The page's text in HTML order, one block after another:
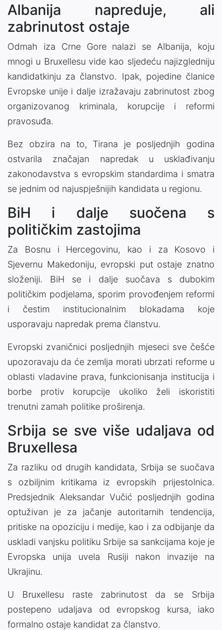
Albanija napreduje, ali
zabrinutost ostaje
Odmah iza Crne Gore nalazi se Albanija, koju
mnogi u Bruxellesu vide kao sljedeću najizgledniju
kandidatkinju za članstvo. Ipak, pojedine članice
Evropske unije i dalje izražavaju zabrinutost zbog
organizovanog kriminala, korupcije i reformi
pravosuđa.
Bez obzira na to, Tirana je posljednjih godina
ostvarila značajan napredak u usklađivanju
zakonodavstva s evropskim standardima i smatra
se jednim od najuspješnijih kandidata u regionu.
BiH i dalje suočena s
političkim zastojima
Za Bosnu i Hercegovinu, kao i za Kosovo i
Sjevernu Makedoniju, evropski put ostaje znatno
složeniji. BiH se i dalje suočava s dubokim
političkim podjelama, sporim provođenjem reformi
i čestim institucionalnim blokadama koje
usporavaju napredak prema članstvu.
Evropski zvaničnici posljednjih mjeseci sve češće
upozoravaju da će zemlja morati ubrzati reforme u
oblasti vladavine prava, funkcionisanja institucija i
borbe protiv korupcije ukoliko želi iskoristiti
trenutni zamah politike proširenja.
Srbija se sve više udaljava od
Bruxellesa
Za razliku od drugih kandidata, Srbija se suočava
s ozbiljnim kritikama iz evropskih prijestolnica.
Predsjednik Aleksandar Vučić posljednjih godina
optuživan je za jačanje autoritarnih tendencija,
pritiske na opoziciju i medije, kao i za odbijanje da
uskladi vanjsku politiku Srbije sa sankcijama koje je
Evropska unija uvela Rusiji nakon invazije na
Ukrajinu.
U Bruxellesu raste zabrinutost da se Srbija
postepeno udaljava od evropskog kursa, iako
formalno ostaje kandidat za članstvo.